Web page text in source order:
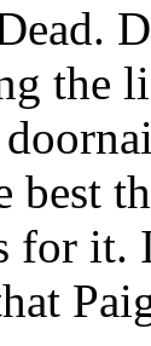
the
best
for it.